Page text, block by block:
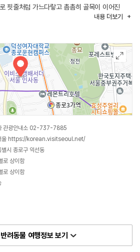
핏줄처럼 가느다랗고 촘촘히 골목이 이어진
상품처럼 구역 전체가 주목받고 있다. 한옥을
내용 더보기
관광안내소 02-737-7885
울 https://korean.visitseoul.net/
별시 종로구 익선동
로 상이함
로 상이함
반려동물 여행정보 보기